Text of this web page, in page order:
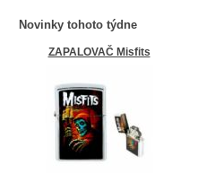
Novinky tohoto týdne
ZAPALOVAČ Misfits